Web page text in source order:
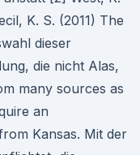
K. S. (2011) The
dieser
die nicht Alas,
many sources as
an
Kansas. Mit der